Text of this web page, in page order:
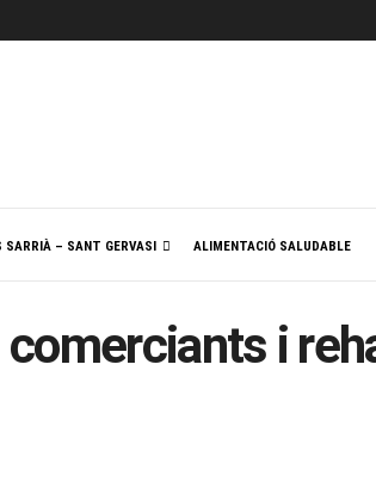
SARRIÀ – SANT GERVASI ALIMENTACIÓ SALUDABLE
i